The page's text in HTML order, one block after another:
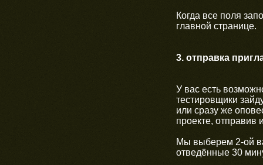
Когда все поля
главной странице.
3. отправка
У вас есть
тестировщики
или сразу же
проекте, отправив
Мы выберем 2-ой
отведённые 30